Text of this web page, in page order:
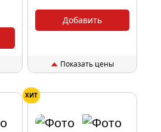
Добавить
Показать цены
ХИТ